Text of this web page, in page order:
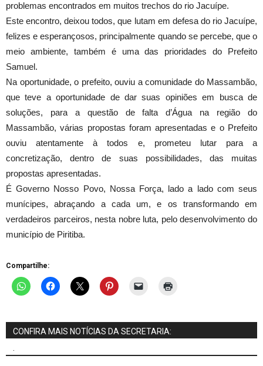
problemas encontrados em muitos trechos do rio Jacuípe.
Este encontro, deixou todos, que lutam em defesa do rio Jacuípe,
felizes e esperançosos, principalmente quando se percebe, que o
meio ambiente, também é uma das prioridades do Prefeito
Samuel.
Na oportunidade, o prefeito, ouviu a comunidade do Massambão,
que teve a oportunidade de dar suas opiniões em busca de
soluções, para a questão de falta d’Água na região do
Massambão, várias propostas foram apresentadas e o Prefeito
ouviu atentamente à todos e, prometeu lutar para a
concretização, dentro de suas possibilidades, das muitas
propostas apresentadas.
É Governo Nosso Povo, Nossa Força, lado a lado com seus
munícipes, abraçando a cada um, e os transformando em
verdadeiros parceiros, nesta nobre luta, pelo desenvolvimento do
município de Piritiba.
Compartilhe:
CONFIRA MAIS NOTÍCIAS DA SECRETARIA: